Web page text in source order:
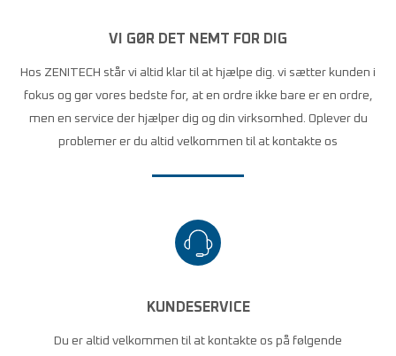
VI GØR DET NEMT FOR DIG
Hos ZENITECH står vi altid klar til at hjælpe dig. vi sætter kunden i
fokus og gør vores bedste for, at en ordre ikke bare er en ordre,
men en service der hjælper dig og din virksomhed. Oplever du
problemer er du altid velkommen til at kontakte os
KUNDESERVICE
Du er altid velkommen til at kontakte os på følgende